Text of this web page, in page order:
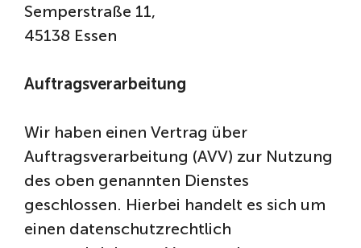
Semperstraße 11,
45138 Essen
Auftragsverarbeitung
Wir haben einen Vertrag über
Auftragsverarbeitung (AVV) zur Nutzung
des oben genannten Dienstes
geschlossen. Hierbei handelt es sich um
einen datenschutzrechtlich